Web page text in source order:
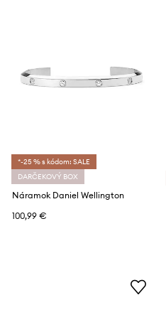
*-25 % s kódom: SALE
DARČEKOVÝ BOX
Náramok Daniel Wellington
100,99 €